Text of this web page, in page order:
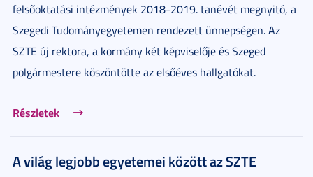
felsőoktatási intézmények 2018-2019. tanévét megnyitó, a
Szegedi Tudományegyetemen rendezett ünnepségen. Az
SZTE új rektora, a kormány két képviselője és Szeged
polgármestere köszöntötte az elsőéves hallgatókat.
Részletek
A világ legjobb egyetemei között az SZTE